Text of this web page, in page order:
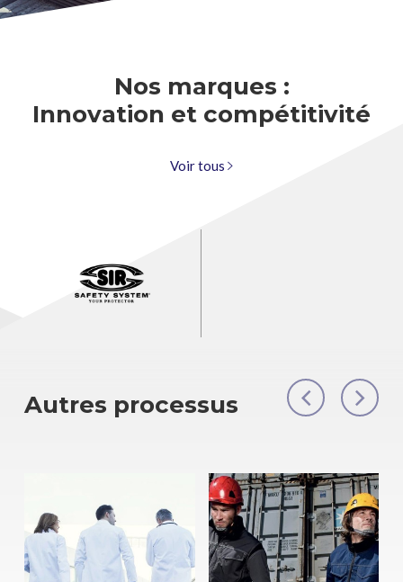
Nos marques :
Innovation et compétitivité
Voir tous
Autres processus